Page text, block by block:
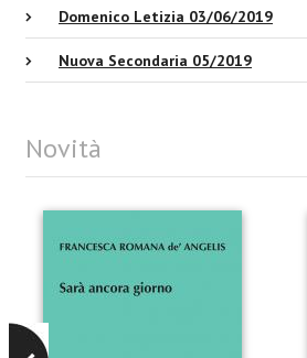
Domenico Letizia 03/06/2019
Nuova Secondaria 05/2019
Novità